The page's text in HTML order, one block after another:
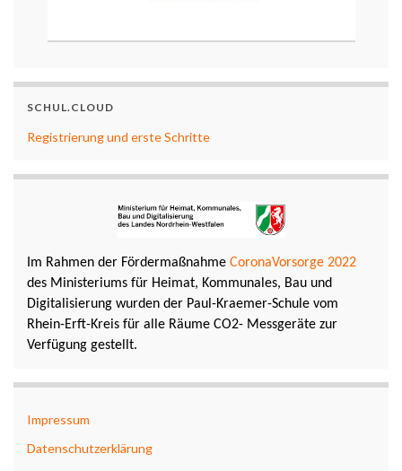
SCHUL.CLOUD
Registrierung und erste Schritte
Im Rahmen der Fördermaßnahme CoronaVorsorge 2022
des Ministeriums für Heimat, Kommunales, Bau und
Digitalisierung wurden der Paul-Kraemer-Schule vom
Rhein-Erft-Kreis für alle Räume CO2- Messgeräte zur
Verfügung gestellt.
Impressum
Datenschutzerklärung